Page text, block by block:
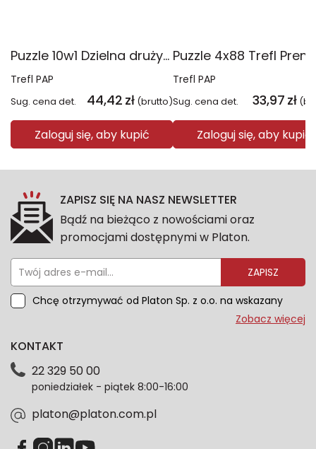
Puzzle 10w1 Dzielna drużyna Psiego Patrolu 96012
Trefl PAP
Sug. cena det. 44,42 zł (brutto)
Zaloguj się, aby kupić
Trefl PAP
Sug. cena det. 33,97 zł
Zaloguj się, aby kupić
ZAPISZ SIĘ NA NASZ NEWSLETTER
Bądź na bieżąco z nowościami oraz
promocjami dostępnymi w Platon.
ZAPISZ
Chcę otrzymywać od Platon Sp. z o.o. na wskazany
przeze mnie adres e-mail informacje marketingowe
dotyczące danych osobowych znajdziesz w naszej
każdym czasie. Wycofanie zgody nie wpłynie na
zgodność z prawem przetwarzania dokonanego przed
Zobacz więcej
KONTAKT
22 329 50 00
poniedziałek - piątek 8:00-16:00
platon@platon.com.pl